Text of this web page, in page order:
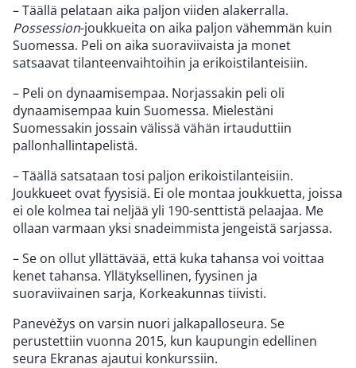
– Täällä pelataan aika paljon viiden alakerralla.
Possession-joukkueita on aika paljon vähemmän kuin
Suomessa. Peli on aika suoraviivaista ja monet
satsaavat tilanteenvaihtoihin ja erikoistilanteisiin.
– Peli on dynaamisempaa. Norjassakin peli oli
dynaamisempaa kuin Suomessa. Mielestäni
Suomessakin jossain välissä vähän irtauduttiin
pallonhallintapelistä.
– Täällä satsataan tosi paljon erikoistilanteisiin.
Joukkueet ovat fyysisiä. Ei ole montaa joukkuetta, joissa
ei ole kolmea tai neljää yli 190-senttistä pelaajaa. Me
ollaan varmaan yksi snadeimmista jengeistä sarjassa.
– Se on ollut yllättävää, että kuka tahansa voi voittaa
kenet tahansa. Yllätyksellinen, fyysinen ja
suoraviivainen sarja, Korkeakunnas tiivisti.
Panevėžys on varsin nuori jalkapalloseura. Se
perustettiin vuonna 2015, kun kaupungin edellinen
seura Ekranas ajautui konkurssiin.